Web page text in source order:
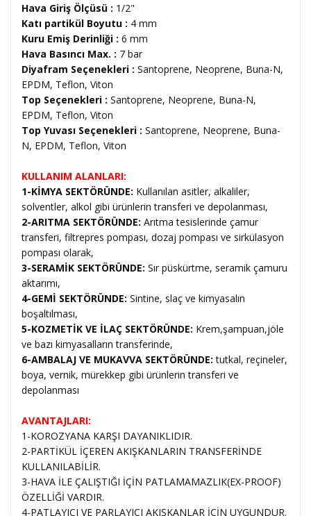
Hava Giriş Ölçüsü : 1/2"
Katı partikül Boyutu : 4 mm
Kuru Emiş Derinliği : 6 mm
Hava Basıncı Max. : 7 bar
Diyafram Seçenekleri : Santoprene, Neoprene, Buna-N,
EPDM, Teflon, Viton
Top Seçenekleri : Santoprene, Neoprene, Buna-N,
EPDM, Teflon, Viton
Top Yuvası Seçenekleri : Santoprene, Neoprene, Buna-
N, EPDM, Teflon, Viton
KULLANIM ALANLARI:
1-KİMYA SEKTÖRÜNDE: Kullanılan asitler, alkaliler,
solventler, alkol gibi ürünlerin transferi ve depolanması,
2-ARITMA SEKTÖRÜNDE: Arıtma tesislerinde çamur
transferi, filtrepres pompası, dozaj pompası ve sirkülasyon
pompası olarak,
3-SERAMİK SEKTÖRÜNDE: Sır püskürtme, seramik çamuru
aktarımı,
4-GEMİ SEKTÖRÜNDE: Sintine, slaç ve kimyasalın
boşaltılması,
5-KOZMETİK VE İLAÇ SEKTÖRÜNDE: Krem,şampuan,jöle
ve bazı kimyasalların transferinde,
6-AMBALAJ VE MUKAVVA SEKTÖRÜNDE: tutkal, reçineler,
boya, vernik, mürekkep gibi ürünlerin transferi ve
depolanması
AVANTAJLARI:
1-KOROZYANA KARŞI DAYANIKLIDIR.
2-PARTİKÜL İÇEREN AKIŞKANLARIN TRANSFERİNDE
KULLANILABİLİR.
3-HAVA İLE ÇALIŞTIĞI İÇİN PATLAMAMAZLIK(EX-PROOF)
ÖZELLİĞİ VARDIR.
4-PATLAYICI VE PARLAYICI AKIŞKANLAR İÇİN UYGUNDUR.